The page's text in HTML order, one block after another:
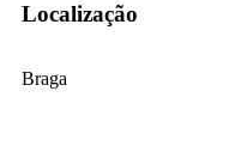
Localização
Braga